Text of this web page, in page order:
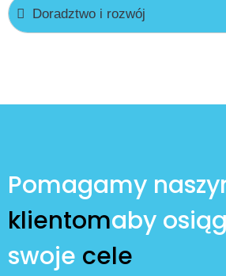
Doradztwo i rozwój
Pomagamy
klientomaby
swoje cele